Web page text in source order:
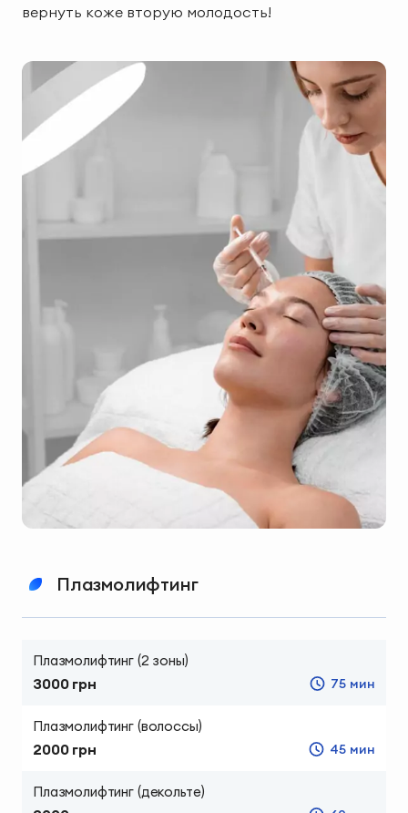
вернуть коже вторую молодость!
Плазмолифтинг
Плазмолифтинг (2 зоны)
3000 грн 75 мин
Плазмолифтинг (волоссы)
2000 грн 45 мин
Плазмолифтинг (декольте)